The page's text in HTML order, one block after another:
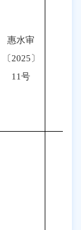
惠水审
〔2025〕
11号